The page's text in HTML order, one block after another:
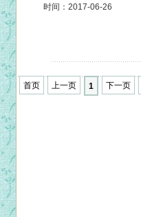
时间：2017-06-26
首页 上一页 1 下一页